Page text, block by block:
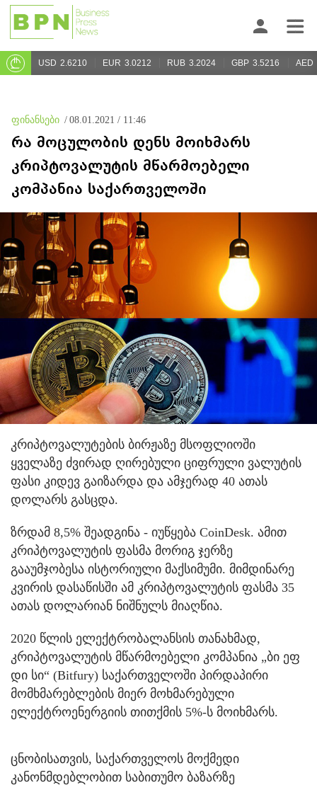
USD 2.6210 EUR 3.0212 RUB 3.2024 GBP 3.5216 AED
ფინანსები / 08.01.2021 / 11:46
რა მოცულობის დენს მოიხმარს
კრიპტოვალუტის მწარმოებელი
კომპანია საქართველოში
კრიპტოვალუტების ბირჟაზე მსოფლიოში
ყველაზე ძვირად ღირებული ციფრული ვალუტის
ფასი კიდევ გაიზარდა და ამჯერად 40 ათას
დოლარს გასცდა.
ზრდამ 8,5% შეადგინა - იუწყება CoinDesk. ამით
კრიპტოვალუტის ფასმა მორიგ ჯერზე
გააუმჯობესა ისტორიული მაქსიმუმი. მიმდინარე
კვირის დასაწისში ამ კრიპტოვალუტის ფასმა 35
ათას დოლარიან ნიშნულს მიაღწია.
2020 წლის ელექტრობალანსის თანახმად,
კრიპტოვალუტის მწარმოებელი კომპანია „ბი ეფ
დი სი“ (Bitfury) საქართველოში პირდაპირი
მომხმარებლების მიერ მოხმარებული
ელექტროენერგიის თითქმის 5%-ს მოიხმარს.
ცნობისათვის, საქართველოს მოქმედი
კანონმდებლობით საბითუმო ბაზარზე